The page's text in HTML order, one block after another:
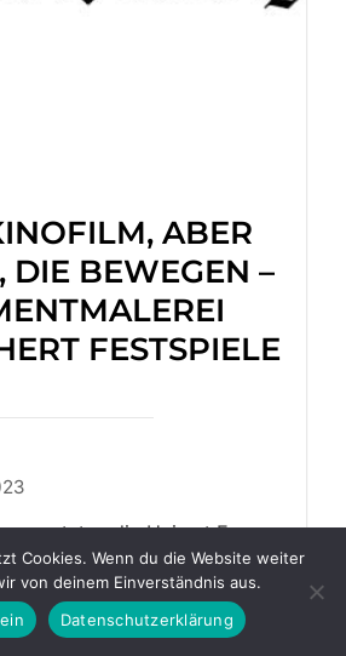
ABER
DIE BEWEGEN –
FESTSPIELE
warteten die Heimat Europa
Es ging weniger um einen
Cookies. Wenn du die Website weiter
von deinem Einverständnis aus.
Datenschutzerklärung